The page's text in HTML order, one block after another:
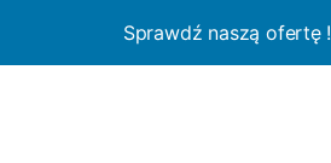
Sprawdź naszą ofertę !